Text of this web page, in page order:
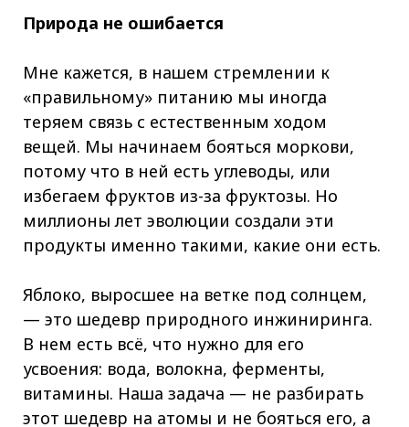
Природа не ошибается
Мне кажется, в нашем стремлении к
«правильному» питанию мы иногда
теряем связь с естественным ходом
вещей. Мы начинаем бояться моркови,
потому что в ней есть углеводы, или
избегаем фруктов из-за фруктозы. Но
миллионы лет эволюции создали эти
продукты именно такими, какие они есть.
Яблоко, выросшее на ветке под солнцем,
— это шедевр природного инжиниринга.
В нем есть всё, что нужно для его
усвоения: вода, волокна, ферменты,
витамины. Наша задача — не разбирать
этот шедевр на атомы и не бояться его, а